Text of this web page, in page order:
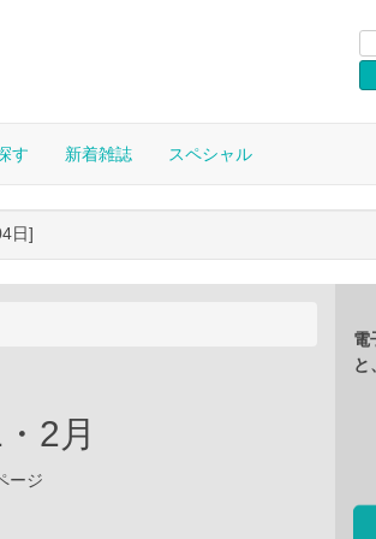
す 新着雑誌 スペシャル
日]
2月
ージ
電
と